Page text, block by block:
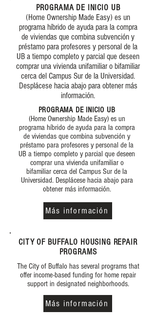
PROGRAMA DE INICIO UB
(Home Ownership Made Easy) es un
programa híbrido de ayuda para la compra
de viviendas que combina subvención y
préstamo para profesores y personal de la
UB a tiempo completo y parcial que deseen
comprar una vivienda unifamiliar o bifamiliar
cerca del Campus Sur de la Universidad.
Desplácese hacia abajo para obtener más
información.
PROGRAMA DE INICIO UB
(Home Ownership Made Easy) es un
programa híbrido de ayuda para la compra
de viviendas que combina subvención y
préstamo para profesores y personal de la
UB a tiempo completo y parcial que deseen
comprar una vivienda unifamiliar o
bifamiliar cerca del Campus Sur de la
Universidad. Desplácese hacia abajo para
obtener más información.
Más información
CITY OF BUFFALO HOUSING REPAIR
PROGRAMS
The City of Buffalo has several programs that
offer income-based funding for home repair
support in designated neighborhoods.
Más información